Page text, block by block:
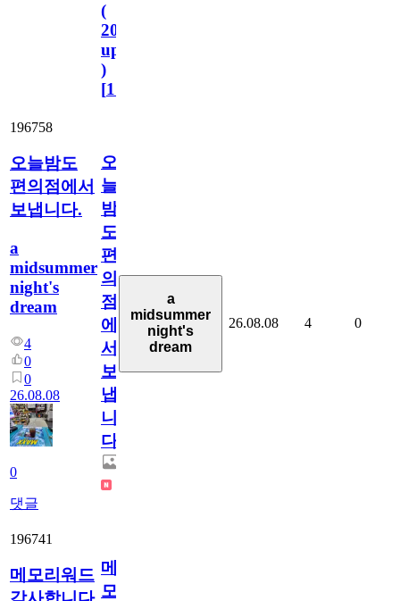
(
2023.11.1
update
)
[110
196758
오늘밤도
편의점에서
보냅니다.
a
midsummer
night's
dream
4
0
0
26.08.08
0
댓글
오
늘
밤
도
편
의
점
에
서
보
냅
니
다.
a
midsummer
night's
dream
26.08.08 4 0
196741
메모리워드 메
모